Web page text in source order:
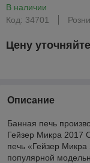
В наличии
Код: 34701
Цену уточняйте
Описание
Банная печь
Гейзер Микра 2017
печь «Гейзер
популярной